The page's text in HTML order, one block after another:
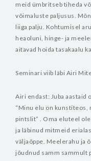
meid ümbritseb tiheda
võimaluste paljusus.
liiga palju. Kohtumisel
heaoluni, hinge- ja
aitavad hoida tasakaalu
Seminari viib läbi Airi
Airi endast: Juba aastaid
“Minu elu on kunstiteos,
pintslit” . Oma eluteel
ja läbinud mitmeid
väljaõppe. Meelerahu ja
jõudnud samm sammult